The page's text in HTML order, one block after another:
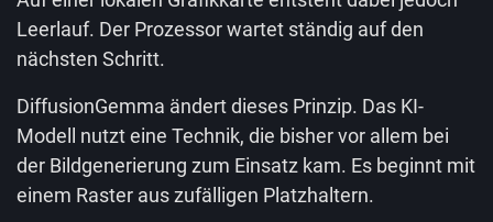
Leerlauf. Der Prozessor wartet ständig auf den
nächsten Schritt.
DiffusionGemma ändert dieses Prinzip. Das KI-
Modell nutzt eine Technik, die bisher vor allem bei
der Bildgenerierung zum Einsatz kam. Es beginnt mit
einem Raster aus zufälligen Platzhaltern.